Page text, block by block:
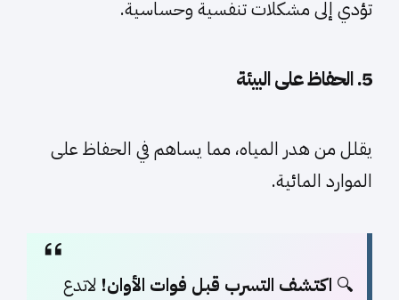
تؤدي إلى مشكلات تنفسية وحساسية.
5. الحفاظ على البيئة
يقلل من هدر المياه، مما يساهم في الحفاظ على
الموارد المائية.
🔍 اكتشف التسرب قبل فوات الأوان! لاتدع